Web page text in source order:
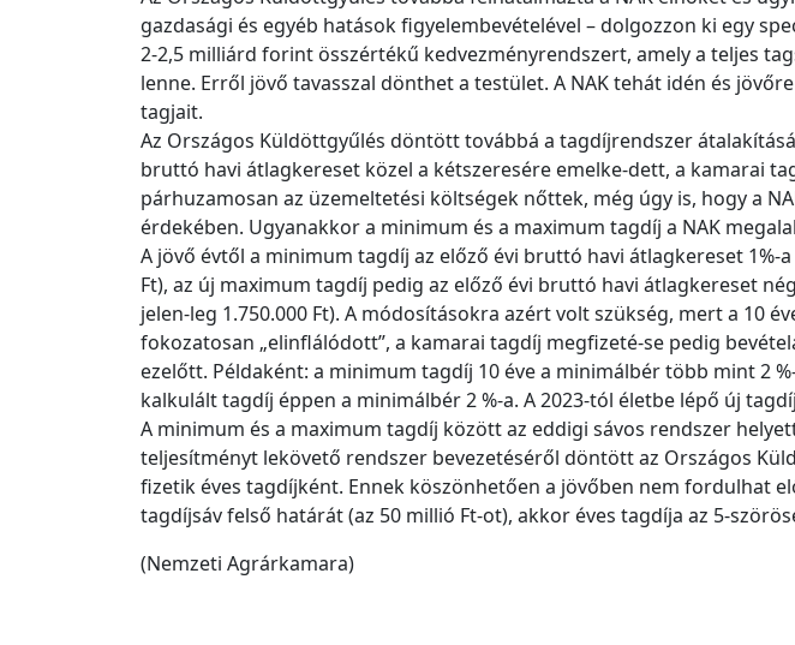
gazdasági és egyéb hatások figyelembevételével – dolgozzon ki egy
2-2,5 milliárd forint összértékű kedvezményrendszert, amely a teljes
lenne. Erről jövő tavasszal dönthet a testület. A NAK tehát idén és
tagjait.
Az Országos Küldöttgyűlés döntött továbbá a tagdíjrendszer
bruttó havi átlagkereset közel a kétszeresére emelke-dett, a kamarai
párhuzamosan az üzemeltetési költségek nőttek, még úgy is, hogy a
érdekében. Ugyanakkor a minimum és a maximum tagdíj a NAK
A jövő évtől a minimum tagdíj az előző évi bruttó havi átlagkereset 1%-
Ft), az új maximum tagdíj pedig az előző évi bruttó havi átlagkereset
jelen-leg 1.750.000 Ft). A módosításokra azért volt szükség, mert a 10
fokozatosan „elinflálódott”, a kamarai tagdíj megfizeté-se pedig
ezelőtt. Példaként: a minimum tagdíj 10 éve a minimálbér több mint 2
kalkulált tagdíj éppen a minimálbér 2 %-a. A 2023-tól életbe lépő új
A minimum és a maximum tagdíj között az eddigi sávos rendszer
teljesítményt lekövető rendszer bevezetéséről döntött az Országos
fizetik éves tagdíjként. Ennek köszönhetően a jövőben nem fordulhat
tagdíjsáv felső határát (az 50 millió Ft-ot), akkor éves tagdíja az 5-
(Nemzeti Agrárkamara)